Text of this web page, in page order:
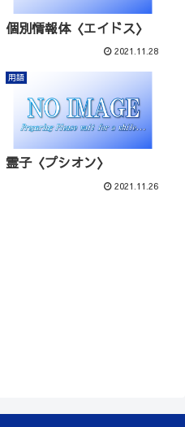
個別情報体〈エイドス〉
2021.11.28
用語
霊子〈プシオン〉
2021.11.26